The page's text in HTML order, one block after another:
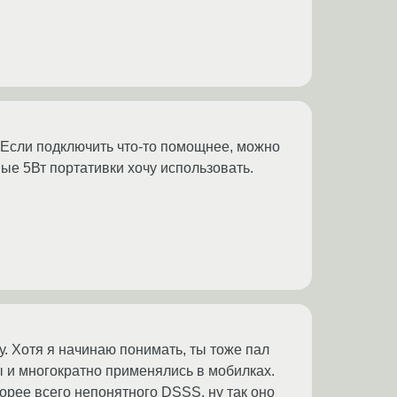
подключить что-то помощнее, можно
5Вт портативки хочу использовать.
Хотя я начинаю понимать, ты тоже пал
многократно применялись в мобилках.
всего непонятного DSSS, ну так оно